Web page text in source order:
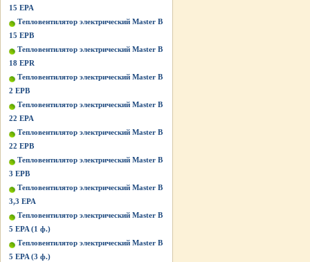
15 EPA
Тепловентилятор электрический Master B
15 EPB
Тепловентилятор электрический Master B
18 EPR
Тепловентилятор электрический Master B
2 EPB
Тепловентилятор электрический Master B
22 EPA
Тепловентилятор электрический Master B
22 EPB
Тепловентилятор электрический Master B
3 EPB
Тепловентилятор электрический Master B
3,3 EPA
Тепловентилятор электрический Master B
5 EPA (1 ф.)
Тепловентилятор электрический Master B
5 EPA (3 ф.)